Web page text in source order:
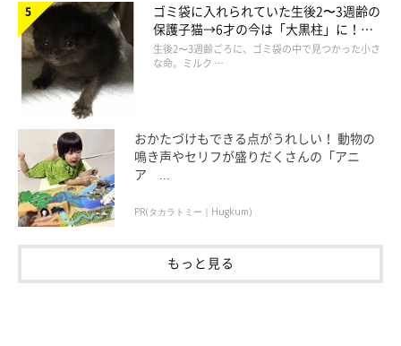
子猫時代のちょびちゃん。
@0715_chobinco
思うようにちょびちゃんと距離を縮められなかったという飼い主
さんですが、2年前に家族が急に他界してしまい、推定8才のちょ
当時、「こんな関係で実家から引き取り、一緒に暮らしていける
ゴミ袋に入れられていた生後2〜3週齢の
保護子猫→6才の今は「大黒柱」に！
美しい黒猫に成長した姿にグッとくる
生後2〜3週齢ごろに、ゴミ袋の中で見つかった小さ
な命。ミルク …
おかたづけもできる点がうれしい！ 動物の
鳴き声やセリフが盛りだくさんの「アニ
ア ...
PR(タカラトミー｜Hugkum)
もっと見る